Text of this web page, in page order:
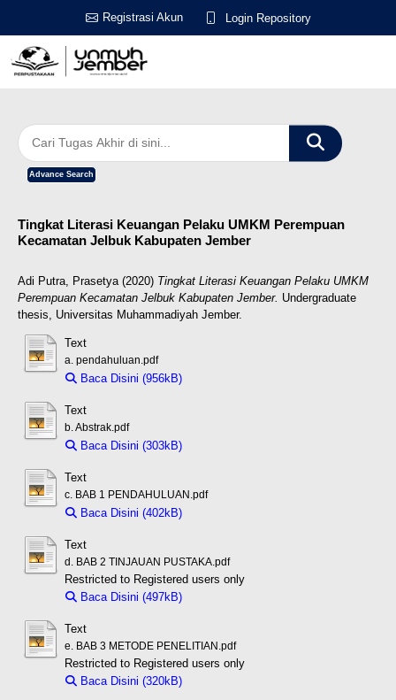
Registrasi Akun Login Repository
Advance Search
Tingkat Literasi Keuangan Pelaku UMKM Perempuan
Kecamatan Jelbuk Kabupaten Jember
Adi Putra, Prasetya(2020) Tingkat Literasi Keuangan Pelaku UMKM
Perempuan Kecamatan Jelbuk Kabupaten Jember. Undergraduate
thesis, Universitas Muhammadiyah Jember.
Text
a. pendahuluan.pdf
Baca Disini (956kB)
Text
b. Abstrak.pdf
Baca Disini (303kB)
Text
c. BAB 1 PENDAHULUAN.pdf
Baca Disini (402kB)
Text
d. BAB 2 TINJAUAN PUSTAKA.pdf
Restricted to Registered users only
Baca Disini (497kB)
Text
e. BAB 3 METODE PENELITIAN.pdf
Restricted to Registered users only
Baca Disini (320kB)